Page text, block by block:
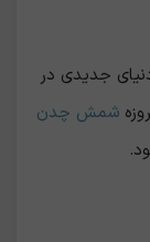
جدیدی در
شمش چدن